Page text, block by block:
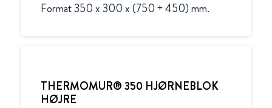
Format 350 x 300 x (750 + 450) mm.
THERMOMUR® 350 HJØRNEBLOK
HØJRE